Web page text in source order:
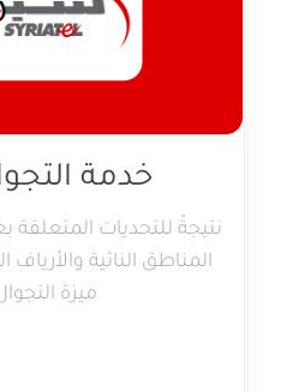
خدمة
نتيجةً للتحديات
المناطق النائية والأرياف
ميزة